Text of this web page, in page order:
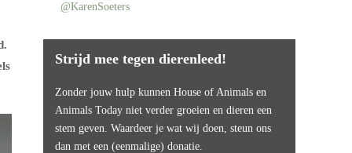
@KarenSoeters
Strijd mee tegen dierenleed!
Zonder jouw hulp kunnen House of Animals en
Animals Today niet verder groeien en dieren een
stem geven. Waardeer je wat wij doen, steun ons
dan met een (eenmalige) donatie.